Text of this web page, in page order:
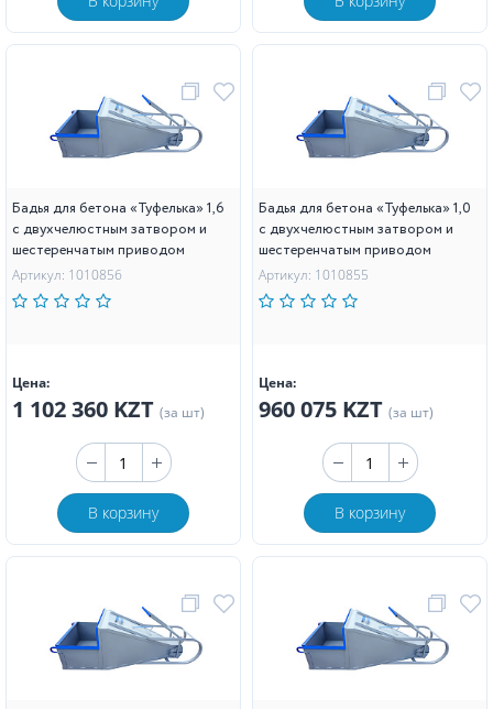
Бадья для бетона «Туфелька» 1,6
с двухчелюстным затвором и
шестеренчатым приводом
Артикул: 1010856
Цена:
1 102 360 KZT (за шт)
В корзину
Бадья для бетона «Туфелька» 1,0
с двухчелюстным затвором и
шестеренчатым приводом
Артикул: 1010855
Цена:
960 075 KZT (за шт)
В корзину